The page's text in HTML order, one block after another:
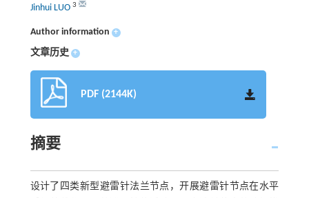
Jinhui LUO 3
Author information +
文章历史 +
PDF (2144K)
摘要
设计了四类新型避雷针法兰节点，开展避雷针节点在水平